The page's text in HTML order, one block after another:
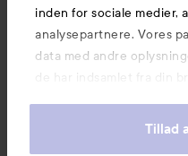
inden for sociale medier,
analysepartnere. Vores
data med andre
de har indsamlet fra din
Tillad
Information
Mere at udforske